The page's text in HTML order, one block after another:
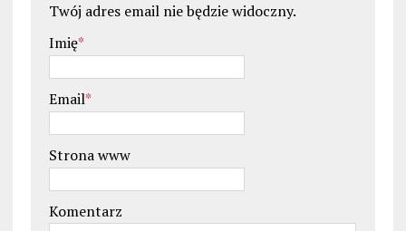
Twój adres email nie będzie widoczny.
Imię*
Email*
Strona www
Komentarz